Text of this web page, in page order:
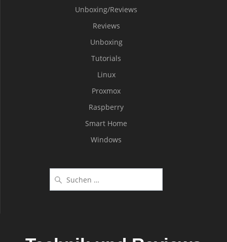
Unboxing/Reviews
Reviews
Unboxing
Tutorials
Linux
Proxmox
Raspberry
Smart Home
Windows
nach: